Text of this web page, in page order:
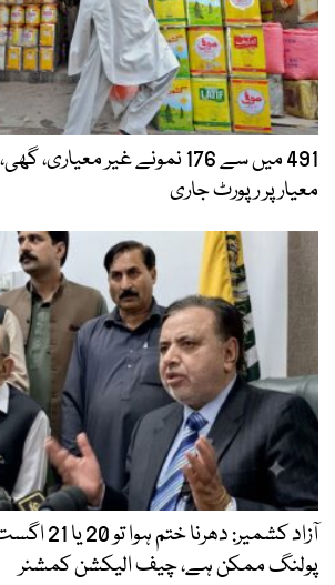
491 میں سے 176 نمونے غیر
معیار پر رپورٹ جاری
آزاد کشمیر:
پولنگ ممکن ہے، چیف الیکشن کمشنر